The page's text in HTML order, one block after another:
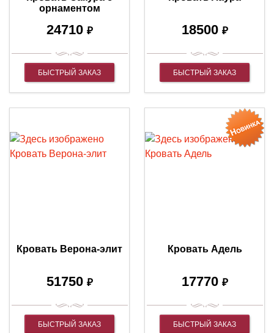
орнаментом
24710 ₽
БЫСТРЫЙ ЗАКАЗ
18500 ₽
БЫСТРЫЙ ЗАКАЗ
Кровать Верона-элит
51750 ₽
БЫСТРЫЙ ЗАКАЗ
Кровать Адель
17770 ₽
БЫСТРЫЙ ЗАКАЗ